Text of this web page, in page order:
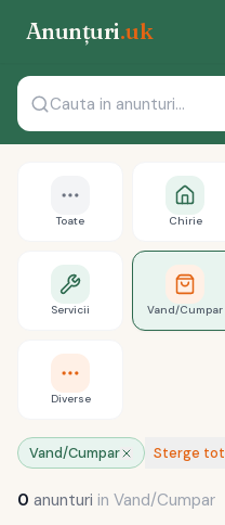
Anunțuri.uk
Toate Chirie
Servicii Vand/Cumpar
Diverse
Vand/Cumpar Sterge tot
0 anunturi in Vand/Cumpar